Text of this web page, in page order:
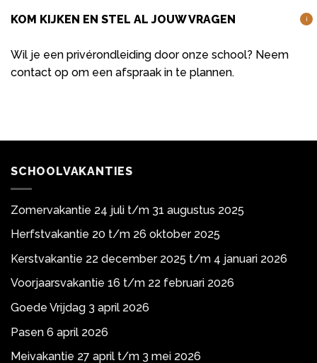
i
KOM KIJKEN EN STEL AL JOUW VRAGEN
Wil je een privérondleiding door onze school? Neem
contact op om een afspraak in te plannen.
SCHOOLVAKANTIES
Zomervakantie 24 juli t/m 31 augustus 2025
Herfstvakantie 20 t/m 26 oktober 2025
Kerstvakantie 22 december 2025 t/m 4 januari 2026
Voorjaarsvakantie 16 t/m 22 februari 2026
Goede Vrijdag 3 april 2026
Pasen 6 april 2026
Meivakantie 27 april t/m 3 mei 2026